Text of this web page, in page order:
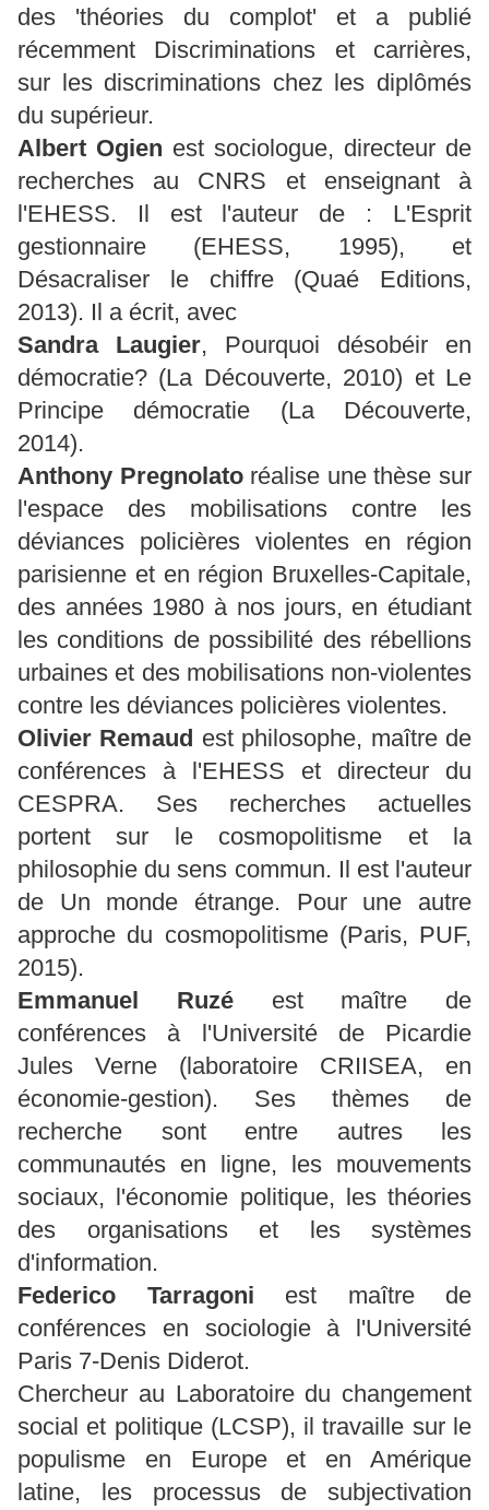
des 'théories du complot' et a publié
récemment Discriminations et carrières,
sur les discriminations chez les diplômés
du supérieur.
Albert Ogien est sociologue, directeur de
recherches au CNRS et enseignant à
l'EHESS. Il est l'auteur de : L'Esprit
gestionnaire (EHESS, 1995), et
Désacraliser le chiffre (Quaé Editions,
2013). Il a écrit, avec
Sandra Laugier, Pourquoi désobéir en
démocratie? (La Découverte, 2010) et Le
Principe démocratie (La Découverte,
2014).
Anthony Pregnolatoréalise une thèse sur
l'espace des mobilisations contre les
déviances policières violentes en région
parisienne et en région Bruxelles-Capitale,
des années 1980 à nos jours, en étudiant
les conditions de possibilité des rébellions
urbaines et des mobilisations non-violentes
contre les déviances policières violentes.
Olivier Remaud est philosophe, maître de
conférences à l'EHESS et directeur du
CESPRA. Ses recherches actuelles
portent sur le cosmopolitisme et la
philosophie du sens commun. Il est l'auteur
de Un monde étrange. Pour une autre
approche du cosmopolitisme (Paris, PUF,
2015).
Emmanuel Ruzéest maître de
conférences à l'Université de Picardie
Jules Verne (laboratoire CRIISEA, en
économie-gestion). Ses thèmes de
recherche sont entre autres les
communautés en ligne, les mouvements
sociaux, l'économie politique, les théories
des organisations et les systèmes
d'information.
Federico Tarragoni est maître de
conférences en sociologie à l'Université
Paris 7-Denis Diderot.
Chercheur au Laboratoire du changement
social et politique (LCSP), il travaille sur le
populisme en Europe et en Amérique
latine, les processus de subjectivation